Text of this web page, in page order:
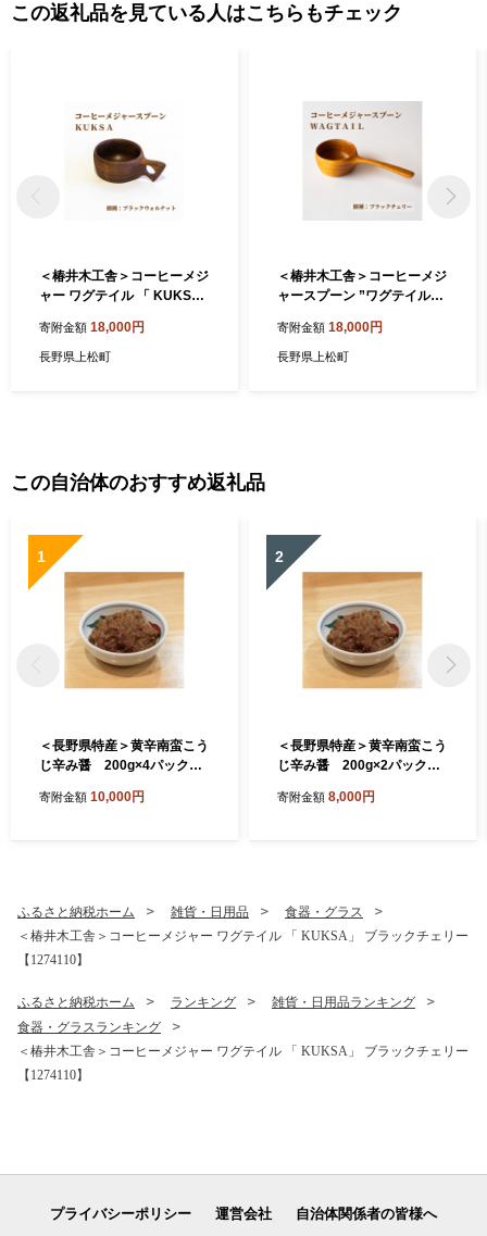
この返礼品を見ている人はこちらもチェック
＜椿井木工舎＞コーヒーメジ
ャー ワグテイル 「 KUKS
【1274109】
寄附金額 18,000円
長野県上松町
＜椿井木工舎＞コーヒーメジ
ャースプーン ”ワグテイル”
2】
寄附金額 18,000円
長野県上松町
この自治体のおすすめ返礼品
1
＜長野県特産＞黄辛南蛮こう
じ辛み醤 200g×4パック【1
寄附金額 10,000円
2
＜長野県特産＞黄辛南蛮こう
じ辛み醤 200g×2パック【1
寄附金額 8,000円
ふるさと納税ホーム 雑貨・日用品
食器・グラス
＜椿井木工舎＞コーヒーメジャー ワグテイル 「 KUKSA」 ブラックチェリー
【1274110】
ふるさと納税ホーム ランキング
雑貨・日用品ランキング
食器・グラスランキング
＜椿井木工舎＞コーヒーメジャー ワグテイル 「 KUKSA」 ブラックチェリー
【1274110】
プライバシーポリシー 運営会社 自治体関係者の皆様へ